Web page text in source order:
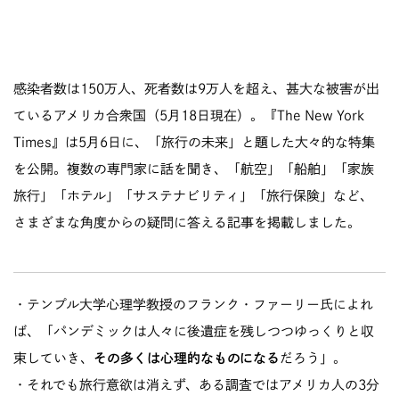
感染者数は150万人、死者数は9万人を超え、甚大な被害が出
ているアメリカ合衆国（5月18日現在）。『The New York
Times』は5月6日に、「旅行の未来」と題した大々的な特集
を公開。複数の専門家に話を聞き、「航空」「船舶」「家族
旅行」「ホテル」「サステナビリティ」「旅行保険」など、
さまざまな角度からの疑問に答える記事を掲載しました。
・テンプル大学心理学教授のフランク・ファーリー氏によれ
ば、「パンデミックは人々に後遺症を残しつつゆっくりと収
束していき、 その多くは心理的なものになる だろう」。
・それでも旅行意欲は消えず、ある調査ではアメリカ人の3分